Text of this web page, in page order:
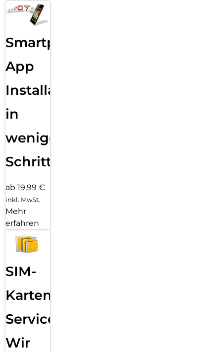
Smartphone
App
Installation
in
wenigen
Schritten
ab 19,99 €
inkl. MwSt.
Mehr
erfahren
SIM-
Karten
Service:
Wir